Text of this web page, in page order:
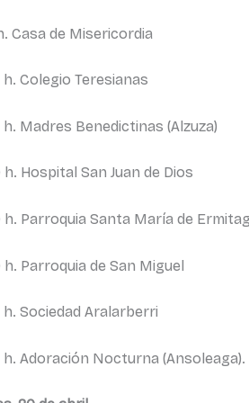
h. Casa de Misericordia
h. Colegio Teresianas
h. Madres Benedictinas (Alzuza)
h. Hospital San Juan de Dios
h. Parroquia Santa María de
h. Parroquia de San Miguel
h. Sociedad Aralarberri
h. Adoración Nocturna (Ansoleaga).